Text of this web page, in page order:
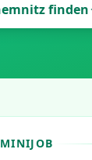
finden